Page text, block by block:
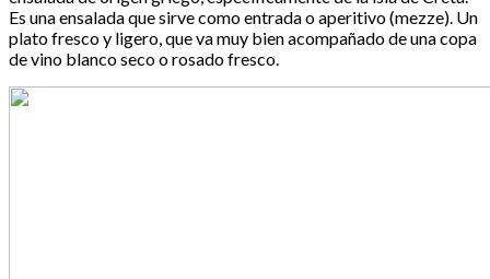
Es una ensalada que sirve como entrada o aperitivo (mezze). Un
plato fresco y ligero, que va muy bien acompañado de una copa
de vino blanco seco o rosado fresco.